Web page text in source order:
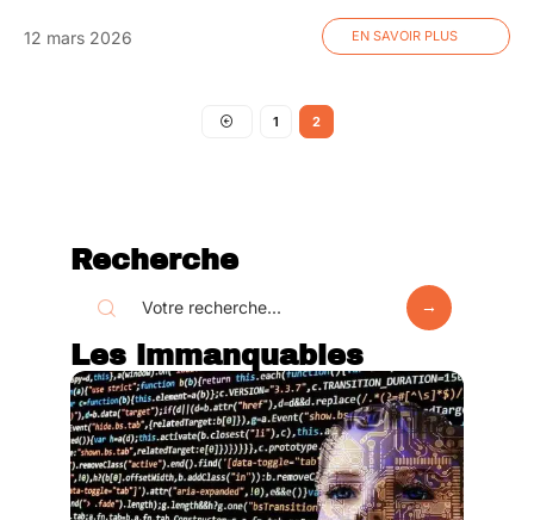
12 mars 2026 EN SAVOIR PLUS
1 2
Recherche
Les immanquables